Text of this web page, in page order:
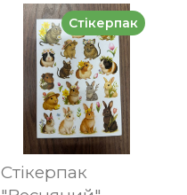
Стікерпак
Стікерпак